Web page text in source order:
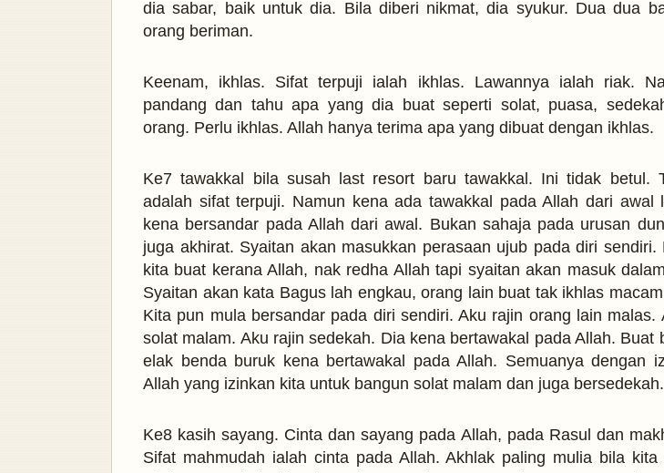
dia sabar, baik untuk dia. Bila diberi nikmat, dia syukur. Dua dua
orang beriman.
Keenam, ikhlas. Sifat terpuji ialah ikhlas. Lawannya ialah riak.
pandang dan tahu apa yang dia buat seperti solat, puasa,
orang. Perlu ikhlas. Allah hanya terima apa yang dibuat dengan ikhlas.
Ke7 tawakkal bila susah last resort baru tawakkal. Ini tidak betul.
adalah sifat terpuji. Namun kena ada tawakkal pada Allah dari awal
kena bersandar pada Allah dari awal. Bukan sahaja pada urusan
juga akhirat. Syaitan akan masukkan perasaan ujub pada diri sendiri.
kita buat kerana Allah, nak redha Allah tapi syaitan akan masuk
Syaitan akan kata Bagus lah engkau, orang lain buat tak ikhlas
Kita pun mula bersandar pada diri sendiri. Aku rajin orang lain malas.
solat malam. Aku rajin sedekah. Dia kena bertawakal pada Allah. Buat
elak benda buruk kena bertawakal pada Allah. Semuanya dengan
Allah yang izinkan kita untuk bangun solat malam dan juga bersedekah.
Ke8 kasih sayang. Cinta dan sayang pada Allah, pada Rasul dan
Sifat mahmudah ialah cinta pada Allah. Akhlak paling mulia bila kita